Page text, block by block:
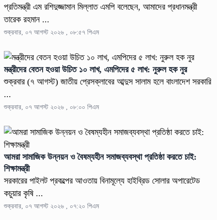
প্রতিমন্ত্রী এম রশিদুজ্জামান মিল্লাত এমপি বলেছেন, আমাদের প্রধানমন্ত্রী
তারেক রহমান ...
শুক্রবার, ০৭ আগস্ট ২০২৬ , ০৮:৫৭ পিএম
মন্ত্রীদের বেতন হওয়া উচিত ১০ লাখ, এমপিদের ৫ লাখ: নুরুল হক নুর
শুক্রবার (৭ আগস্ট) জাতীয় প্রেসক্লাবের আব্দুস সালাম হলে বাংলাদেশ সরকারি
...
শুক্রবার, ০৭ আগস্ট ২০২৬ , ০৮:০০ পিএম
আমরা সামাজিক উন্নয়ন ও বৈষম্যহীন সমাজব্যবস্থা প্রতিষ্ঠা করতে চাই:
শিক্ষামন্ত্রী
সরকারের পাইলট প্রকল্পের আওতায় বিনামূল্যে হাইব্রিড সোলার অপারেটেড
কচুয়ার কৃষি ...
শুক্রবার, ০৭ আগস্ট ২০২৬ , ০৭:২০ পিএম